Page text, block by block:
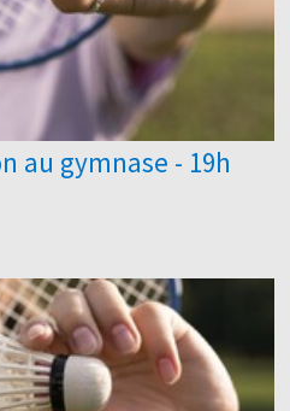
au gymnase - 19h